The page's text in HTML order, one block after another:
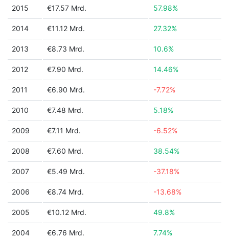
2015 €17.57 Mrd. 57.98%
2014 €11.12 Mrd. 27.32%
2013 €8.73 Mrd. 10.6%
2012 €7.90 Mrd. 14.46%
2011 €6.90 Mrd. -7.72%
2010 €7.48 Mrd. 5.18%
2009 €7.11 Mrd. -6.52%
2008 €7.60 Mrd. 38.54%
2007 €5.49 Mrd. -37.18%
2006 €8.74 Mrd. -13.68%
2005 €10.12 Mrd. 49.8%
2004 €6.76 Mrd. 7.74%